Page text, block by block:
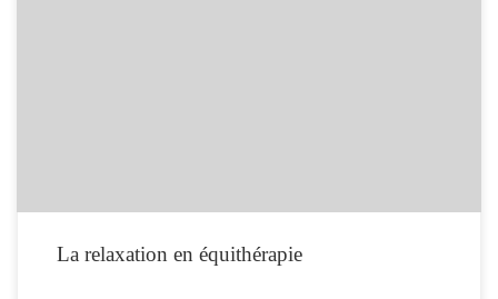
La relaxation en équithérapie